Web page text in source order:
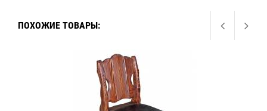
ПОХОЖИЕ ТОВАРЫ: